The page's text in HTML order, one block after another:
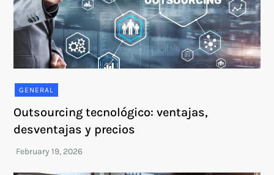
GENERAL
Outsourcing tecnológico: ventajas,
desventajas y precios